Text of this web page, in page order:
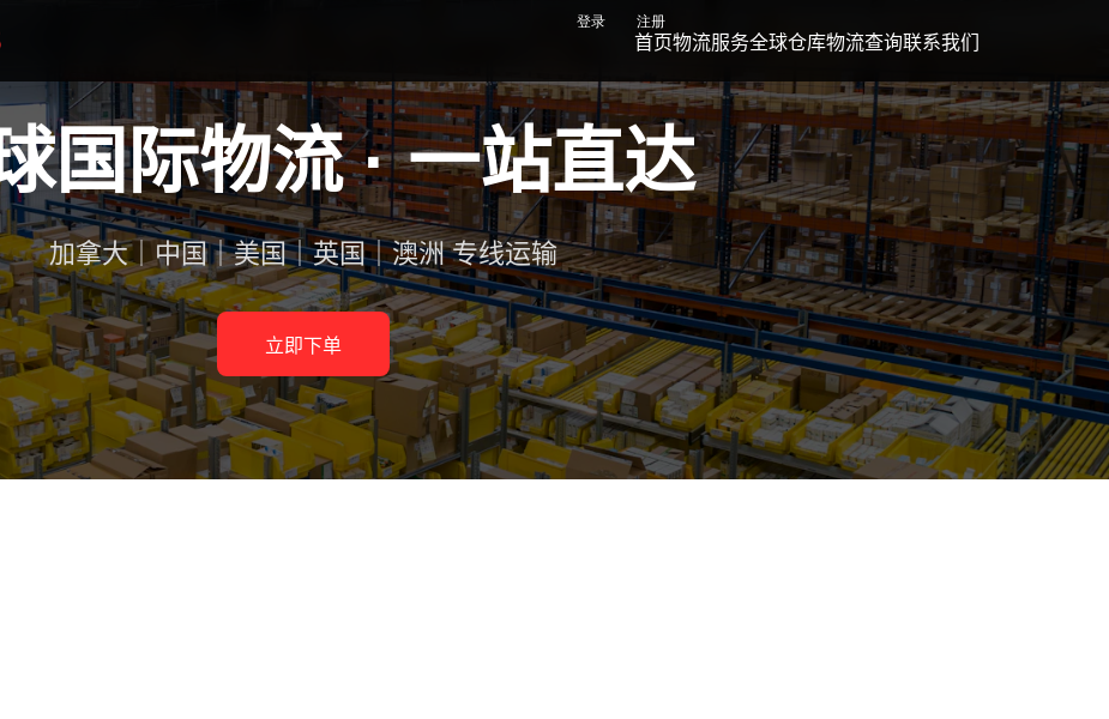
登录 注册